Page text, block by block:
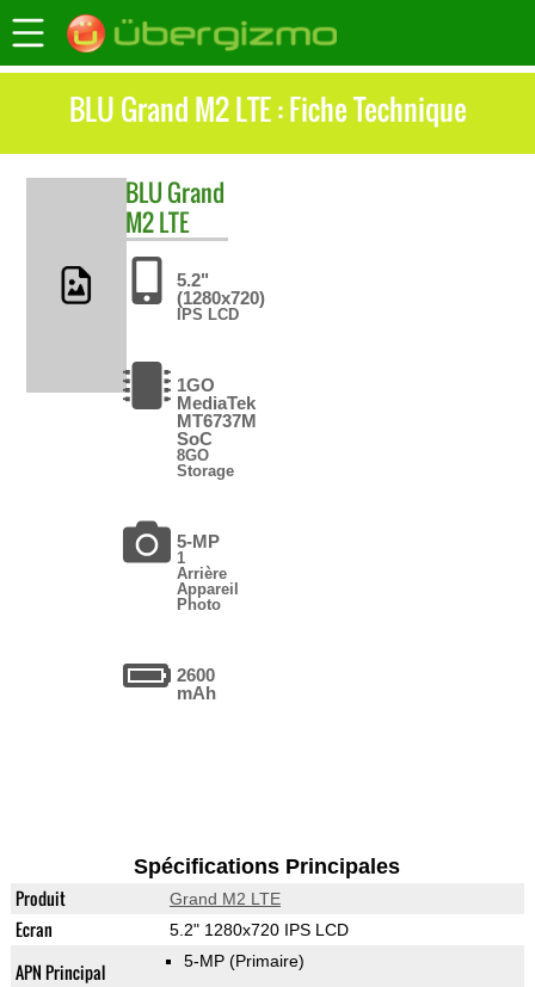
BLU Grand M2 LTE : Fiche Technique
BLUGrand
M2 LTE
5.2"
(1280x720)
IPS LCD
1GO
MediaTek
MT6737M
SoC
8GO
Storage
5-MP
1
Arrière
Appareil
Photo
2600
mAh
Spécifications Principales
Produit Grand M2 LTE
Ecran 5.2" 1280x720 IPS LCD
APN Principal 5-MP (Primaire)